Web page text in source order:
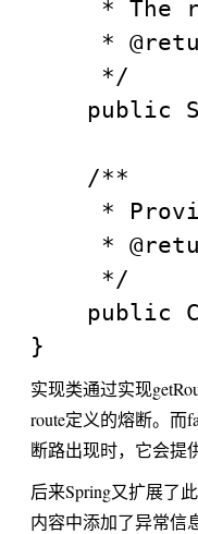
实现类通过实现
route定义的熔断。而
断路出现时，它会提
后来Spring又扩展了
内容中添加了异常信